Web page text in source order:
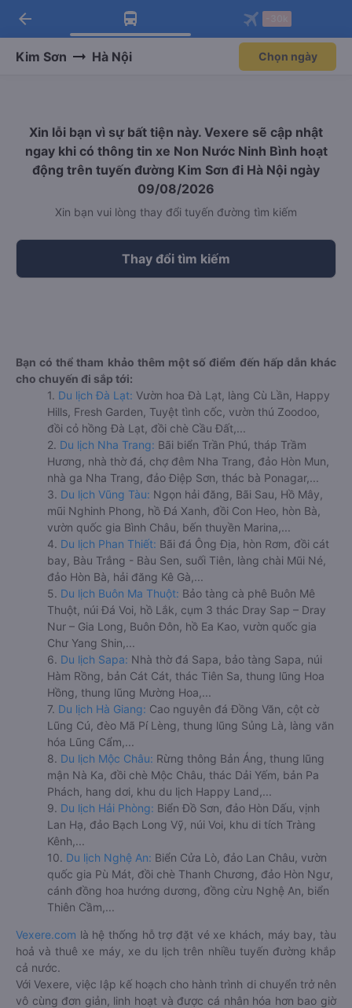
Tải app Vexere ngay!
Nhận ưu đãi thành viên độc
Mở app
Tải app Vexere
-30k/ghế khi đặt vé máy bay qua
Mở app
arrow_back
Kim Sơn Hà Nội Chọn ngày
Xin lỗi bạn vì sự bất tiện này. Vexere sẽ cập nhật
ngay khi có thông tin xe Non Nước Ninh Bình hoạt
động trên tuyến đường Kim Sơn đi Hà Nội ngày
09/08/2026
Xin bạn vui lòng thay đổi tuyến đường tìm kiếm
Thay đổi tìm kiếm
Bạn có thể tham khảo thêm một số điểm đến hấp dẫn khác
cho chuyến đi sắp tới:
1. Du lịch Đà Lạt: Vườn hoa Đà Lạt, làng Cù Lần, Happy
Hills, Fresh Garden, Tuyệt tình cốc, vườn thú Zoodoo,
đồi cỏ hồng Đà Lạt, đồi chè Cầu Đất,...
2. Du lịch Nha Trang: Bãi biển Trần Phú, tháp Trầm
Hương, nhà thờ đá, chợ đêm Nha Trang, đảo Hòn Mun,
nhà ga Nha Trang, đảo Điệp Sơn, thác bà Ponagar,...
3. Du lịch Vũng Tàu: Ngọn hải đăng, Bãi Sau, Hồ Mây,
mũi Nghinh Phong, hồ Đá Xanh, đồi Con Heo, hòn Bà,
vườn quốc gia Bình Châu, bến thuyền Marina,...
4. Du lịch Phan Thiết: Bãi đá Ông Địa, hòn Rơm, đồi cát
bay, Bàu Trắng - Bàu Sen, suối Tiên, làng chài Mũi Né,
đảo Hòn Bà, hải đăng Kê Gà,...
5. Du lịch Buôn Ma Thuột: Bảo tàng cà phê Buôn Mê
Thuột, núi Đá Voi, hồ Lắk, cụm 3 thác Dray Sap – Dray
Nur – Gia Long, Buôn Đôn, hồ Ea Kao, vườn quốc gia
Chư Yang Shin,...
6. Du lịch Sapa: Nhà thờ đá Sapa, bảo tàng Sapa, núi
Hàm Rồng, bản Cát Cát, thác Tiên Sa, thung lũng Hoa
Hồng, thung lũng Mường Hoa,...
7. Du lịch Hà Giang: Cao nguyên đá Đồng Văn, cột cờ
Lũng Cú, đèo Mã Pí Lèng, thung lũng Sủng Là, làng văn
hóa Lũng Cẩm,...
8. Du lịch Mộc Châu: Rừng thông Bản Áng, thung lũng
mận Nà Ka, đồi chè Mộc Châu, thác Dải Yếm, bản Pa
Phách, hang dơi, khu du lịch Happy Land,...
9. Du lịch Hải Phòng: Biển Đồ Sơn, đảo Hòn Dấu, vịnh
Lan Hạ, đảo Bạch Long Vỹ, núi Voi, khu di tích Tràng
Kênh,...
10. Du lịch Nghệ An: Biển Cửa Lò, đảo Lan Châu, vườn
quốc gia Pù Mát, đồi chè Thanh Chương, đảo Hòn Ngư,
cánh đồng hoa hướng dương, đồng cừu Nghệ An, biển
Thiên Cầm,...
Vexere.com là hệ thống hỗ trợ đặt vé xe khách, máy bay, tàu
hoả và thuê xe máy, xe du lịch trên nhiều tuyến đường khắp
cả nước.
Với Vexere, việc lập kế hoạch cho hành trình di chuyển trở nên
vô cùng đơn giản, linh hoạt và được cá nhân hóa hơn bao giờ